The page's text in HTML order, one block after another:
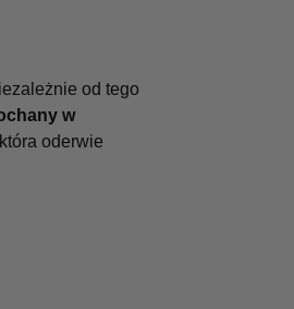
od tego
w
oderwie